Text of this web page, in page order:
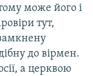
може його і
тут,
до вірмен.
а церквою